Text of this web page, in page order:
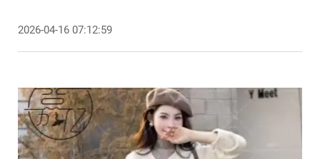
2026-04-16 07:12:59